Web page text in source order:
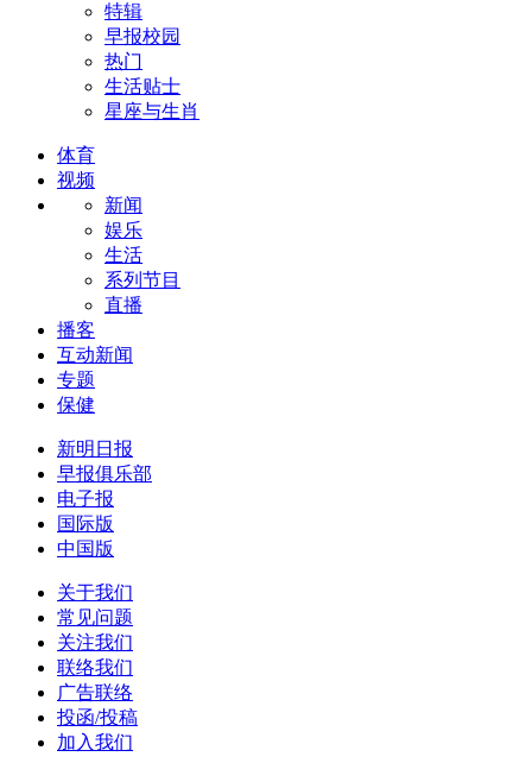
特辑
早报校园
热门
生活贴士
星座与生肖
体育
视频
新闻
娱乐
生活
系列节目
直播
播客
互动新闻
专题
保健
新明日报
早报俱乐部
电子报
国际版
中国版
关于我们
常见问题
关注我们
联络我们
广告联络
投函/投稿
加入我们